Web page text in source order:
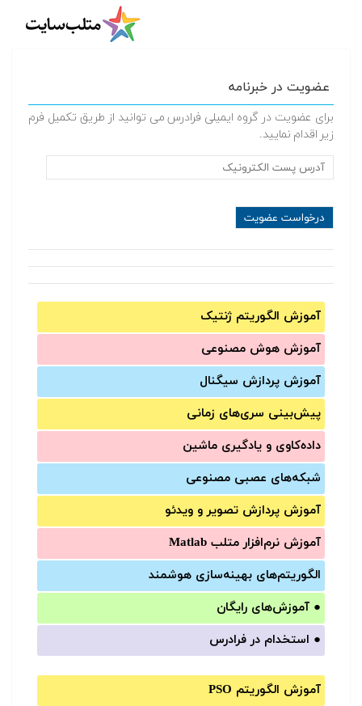
عضویت در خبرنامه
برای عضویت در گروه ایمیلی فرادرس می توانید از طریق تکمیل فرم
زیر اقدام نمایید.
آموزش الگوریتم ژنتیک
آموزش‌ هوش مصنوعی
آموزش‌ پردازش سیگنال
پیش‌‌بینی سری‌‌های زمانی
داده‌کاوی و یادگیری ماشین
شبکه‌های عصبی مصنوعی
آموزش‌ پردازش تصویر و ویدئو
آموزش‌ نرم‌افزار متلب Matlab
الگوریتم‌های بهینه‌سازی هوشمند
● آموزش‌های رایگان
● استخدام در فرادرس
آموزش الگوریتم PSO